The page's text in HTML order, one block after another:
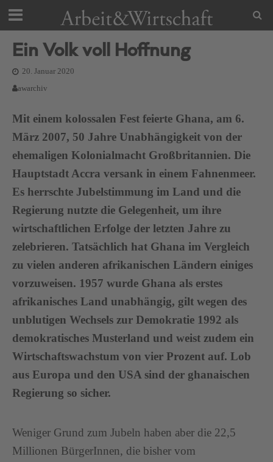
Ein Volk voll Hoffnung
20. Januar 2020
awarchiv
Mit einem kolossalen Fest feierte Ghana, am 6.
März 2007, 50 Jahre Unabhängigkeit von der
ehemaligen Kolonialmacht Großbritannien. Die
Hauptstadt Accra versank in einem Fahnenmeer.
Es herrschte Jubelstimmung im Land und die
Regierung nutzte die Gelegenheit, um ihre
wirtschaftlichen Erfolge der letzten Jahre zu
zelebrieren. Tatsächlich hat Ghana im Vergleich
zu vielen anderen afrikanischen Ländern einiges
vorzuweisen. 1957 wurde Ghana als erstes
afrikanisches Land unabhängig, gilt wegen des
unblutigen Wechsels zur Demokratie 1992 als
demokratisches Musterland und weist zudem ein
Wirtschaftswachstum von vier Prozent auf. Lob
aus Europa und den USA sind der ghanaischen
Regierung so sicher.
Weniger Grund zum Jubeln haben aber die 22,5
Millionen BürgerInnen, die bisher vom